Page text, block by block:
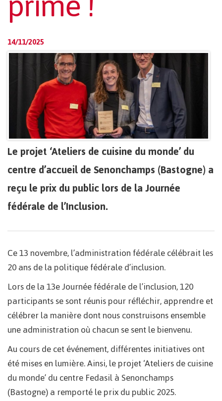
14/11/2025
Le projet ‘Ateliers de cuisine du monde’ du
centre d’accueil de Senonchamps (Bastogne) a
reçu le prix du public lors de la Journée
fédérale de l’Inclusion.
Ce 13 novembre, l’administration fédérale célébrait les
20 ans de la politique fédérale d’inclusion.
Lors de la 13e Journée fédérale de l’inclusion, 120
participants se sont réunis pour réfléchir, apprendre et
célébrer la manière dont nous construisons ensemble
une administration où chacun se sent le bienvenu.
Au cours de cet événement, différentes initiatives ont
été mises en lumière. Ainsi, le projet ‘Ateliers de cuisine
du monde’ du centre Fedasil à Senonchamps
(Bastogne) a remporté le prix du public 2025.